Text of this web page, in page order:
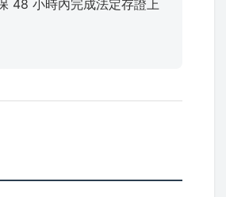
48 小時內完成法定存證上